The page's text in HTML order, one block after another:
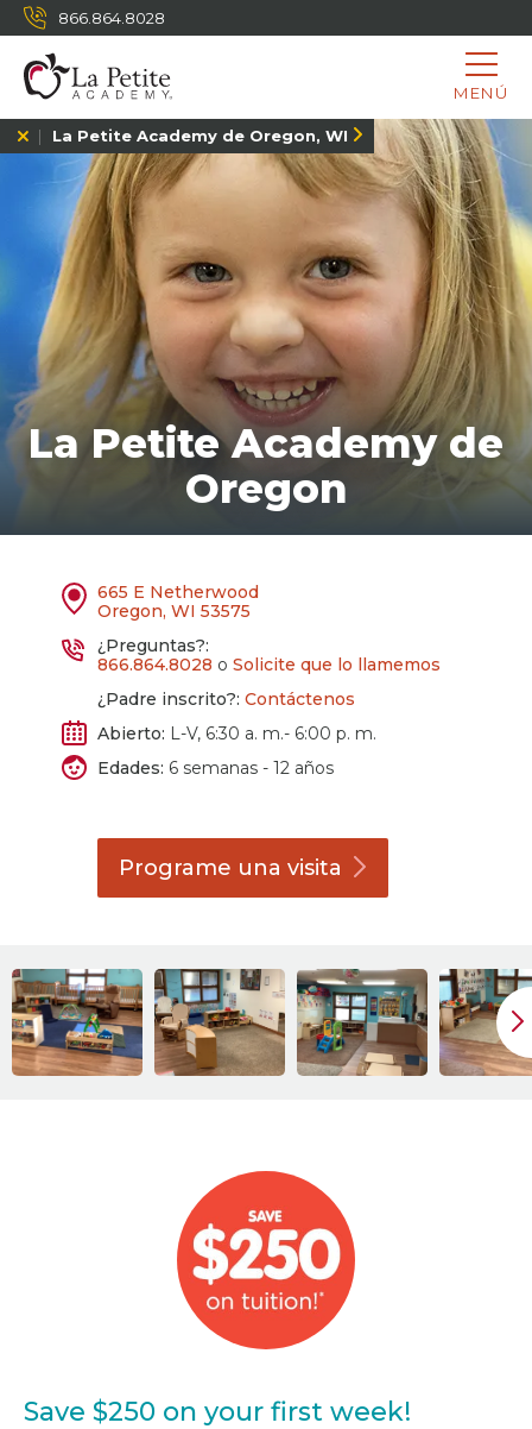
866.864.8028
MENÚ
La Petite Academy de Oregon, WI
La Petite Academy de
Oregon
665 E Netherwood
Oregon, WI 53575
¿Preguntas?:
866.864.8028 o Solicite que lo llamemos
¿Padre inscrito?: Contáctenos
Abierto: L-V, 6:30 a. m.- 6:00 p. m.
Edades: 6 semanas - 12 años
Programe unavisita
Save $250 on your first week!